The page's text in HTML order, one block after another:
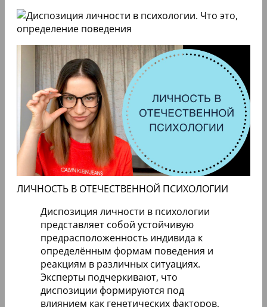
ЛИЧНОСТЬ В ОТЕЧЕСТВЕННОЙ ПСИХОЛОГИИ
Диспозиция личности в психологии
представляет собой устойчивую
предрасположенность индивида к
определённым формам поведения и
реакциям в различных ситуациях.
Эксперты подчеркивают, что
диспозиции формируются под
влиянием как генетических факторов,